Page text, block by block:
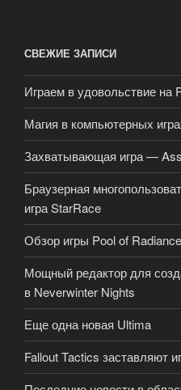
СВЕЖИЕ ЗАПИСИ
Играем в удовольствие на
Магия в компьютерных
Захватывающая игра —
Браузерная
игра StarRace
Обзор игры Pool of
Мощный редактор для
в Neverwinter Nights
Еще одна новая Ultima
Fallout Tactics заставляют